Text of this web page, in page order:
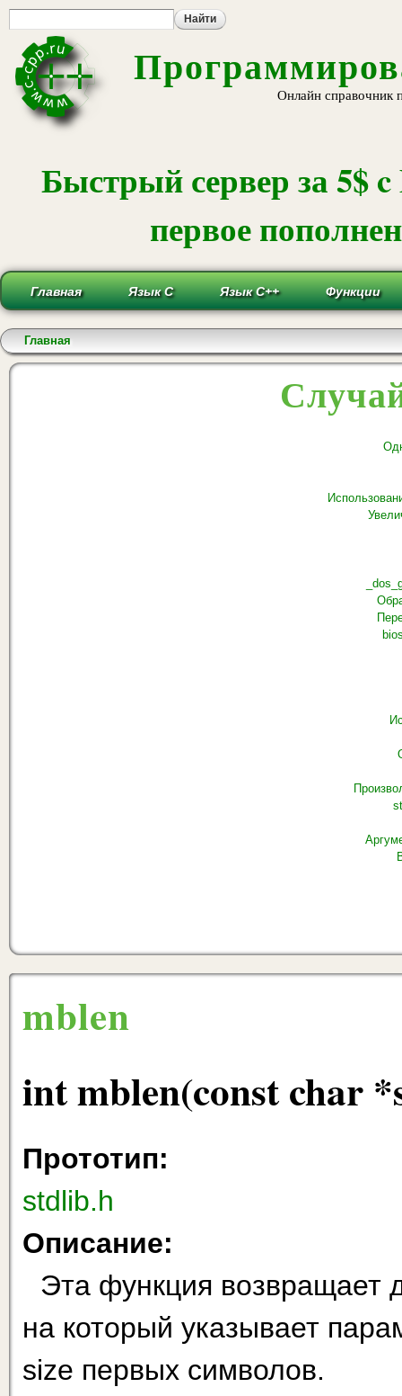
Онлайн справочник
Быстрый сервер за 5$
первое
Главная Язык С Язык С++ Функции
Вы здесь
Главная
mblen
int mblen(const char
Прототип:
stdlib.h
Описание:
Эта функция возвращает
на который указывает
size первых символов.